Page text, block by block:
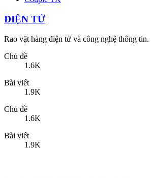
Chủ đề
1.6K
1.9K
Lắp Camera Tại Nhà Bảo Mật An Toàn
Thứ bảy lúc 3:44 PM
heoquaydanang
RAO VẶT TỔNG HỢP
Rao vặt, quảng cáo các mặt hàng khác
Chủ đề